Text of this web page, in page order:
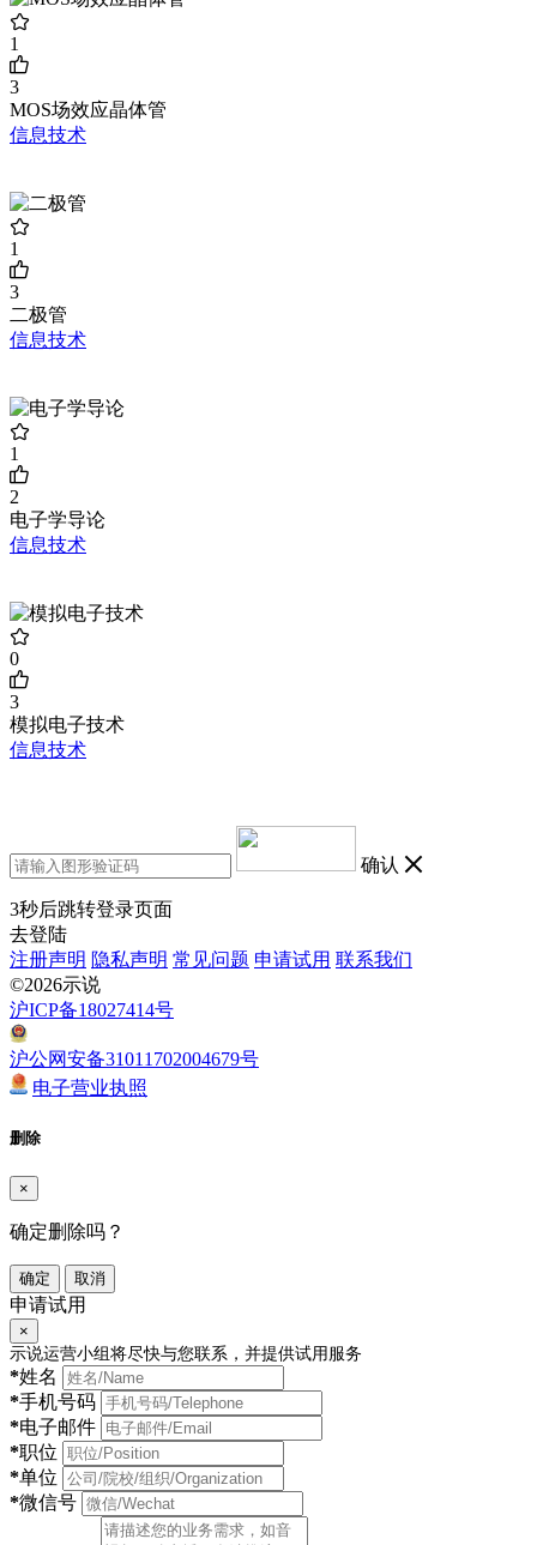
1
3
MOS场效应晶体管
信息技术
1
3
二极管
信息技术
1
2
电子学导论
信息技术
0
3
模拟电子技术
信息技术
确认
3秒后跳转登录页面
去登陆
注册声明 隐私声明 常见问题 申请试用 联系我们
©2026示说
沪ICP备18027414号
沪公网安备31011702004679号
电子营业执照
删除
×
确定删除吗？
确定 取消
申请试用
×
示说运营小组将尽快与您联系，并提供试用服务
*姓名
*手机号码
*电子邮件
*职位
*单位
*微信号